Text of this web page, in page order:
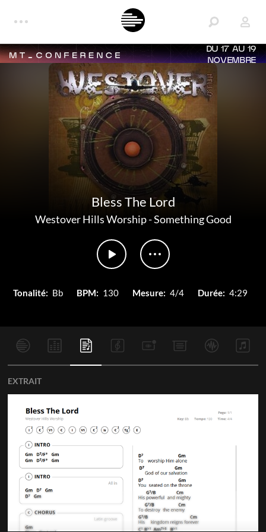
DU 17 AU 19
NOVEMBRE
Bless The Lord
Westover Hills Worship-Something Good
Tonalité: Bb BPM: 130 Mesure: 4/4 Durée: 4:29
EXTRAIT